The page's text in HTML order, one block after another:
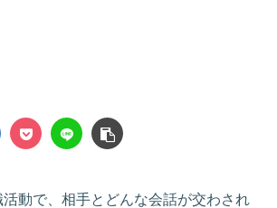
動で、相手とどんな会話が交わされ